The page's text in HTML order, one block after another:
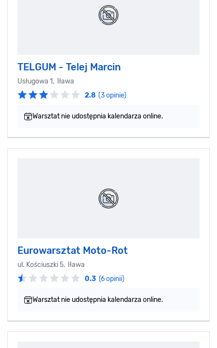
TELGUM - Telej Marcin
Usługowa 1, Iława
2.8 (3 opinie)
Warsztat nie udostępnia kalendarza online.
Eurowarsztat Moto-Rot
ul. Kościuszki 5, Iława
0.3 (6 opinii)
Warsztat nie udostępnia kalendarza online.